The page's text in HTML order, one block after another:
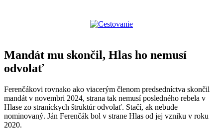
Mandát mu skončil, Hlas ho nemusí
odvolať
Ferenčákovi rovnako ako viacerým členom predsedníctva skončil
mandát v novembri 2024, strana tak nemusí posledného rebela v
Hlase zo straníckych štruktúr odvolať. Stačí, ak nebude
nominovaný. Ján Ferenčák bol v strane Hlas od jej vzniku v roku
2020.